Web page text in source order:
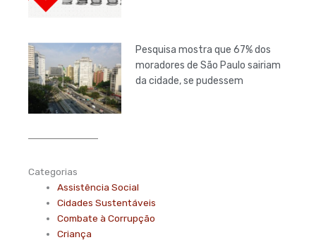
Pesquisa mostra que 67% dos
moradores de São Paulo sairiam
da cidade, se pudessem
Categorias
Assistência Social
Cidades Sustentáveis
Combate à Corrupção
Criança